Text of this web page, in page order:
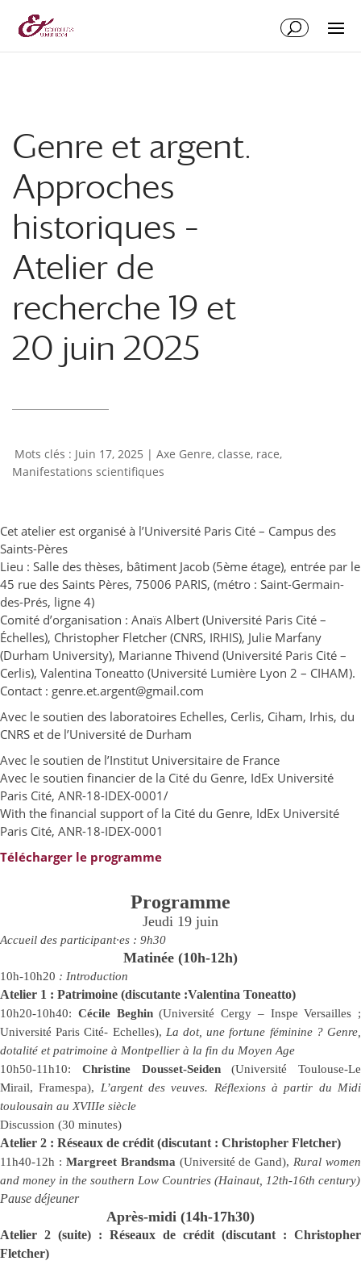
Genre et argent.
Approches
historiques –
Atelier de
recherche 19 et
20 juin 2025
Juin 17, 2025 | Axe Genre, classe, race,
Manifestations scientifiques
Cet atelier est organisé à l’Université Paris Cité – Campus des
Saints-Pères
Lieu : Salle des thèses, bâtiment Jacob (5ème étage), entrée par le
45 rue des Saints Pères, 75006 PARIS, (métro : Saint-Germain-
des-Prés, ligne 4)
Comité d’organisation : Anaïs Albert (Université Paris Cité –
Échelles), Christopher Fletcher (CNRS, IRHIS), Julie Marfany
(Durham University), Marianne Thivend (Université Paris Cité –
Cerlis), Valentina Toneatto (Université Lumière Lyon 2 – CIHAM).
Contact : genre.et.argent@gmail.com
Avec le soutien des laboratoires Echelles, Cerlis, Ciham, Irhis, du
CNRS et de l’Université de Durham
Avec le soutien de l’Institut Universitaire de France
Avec le soutien financier de la Cité du Genre, IdEx Université
Paris Cité, ANR-18-IDEX-0001/
With the financial support of la Cité du Genre, IdEx Université
Paris Cité, ANR-18-IDEX-0001
Télécharger le programme
Programme
Jeudi 19 juin
Accueil des participant·es : 9h30
Matinée (10h-12h)
10h-10h20 : Introduction
Atelier 1 : Patrimoine (discutante :Valentina Toneatto)
10h20-10h40: Cécile Beghin(Université Cergy – Inspe Versailles ;
Université Paris Cité- Echelles), La dot, une fortune féminine ? Genre,
dotalité et patrimoine à Montpellier à la fin du Moyen Age
10h50-11h10: Christine Dousset-Seiden(Université Toulouse-Le
Mirail, Framespa), L’argent des veuves. Réflexions à partir du Midi
toulousain au XVIIIe siècle
Discussion (30 minutes)
Atelier 2 : Réseaux de crédit (discutant : Christopher Fletcher)
11h40-12h : Margreet Brandsma (Université de Gand), Rural women
and money in the southern Low Countries (Hainaut, 12th-16th century)
Pause déjeuner
Après-midi (14h-17h30)
Atelier 2 (suite) : Réseaux de crédit (discutant : Christopher
Fletcher)